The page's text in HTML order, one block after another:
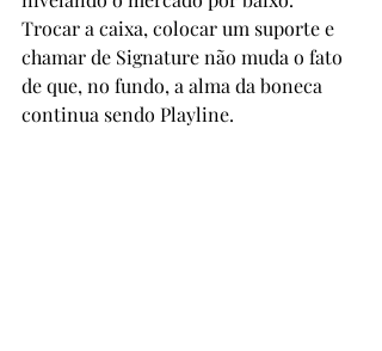
Trocar a caixa, colocar um suporte e
chamar de Signature não muda o fato
de que, no fundo, a alma da boneca
continua sendo Playline.